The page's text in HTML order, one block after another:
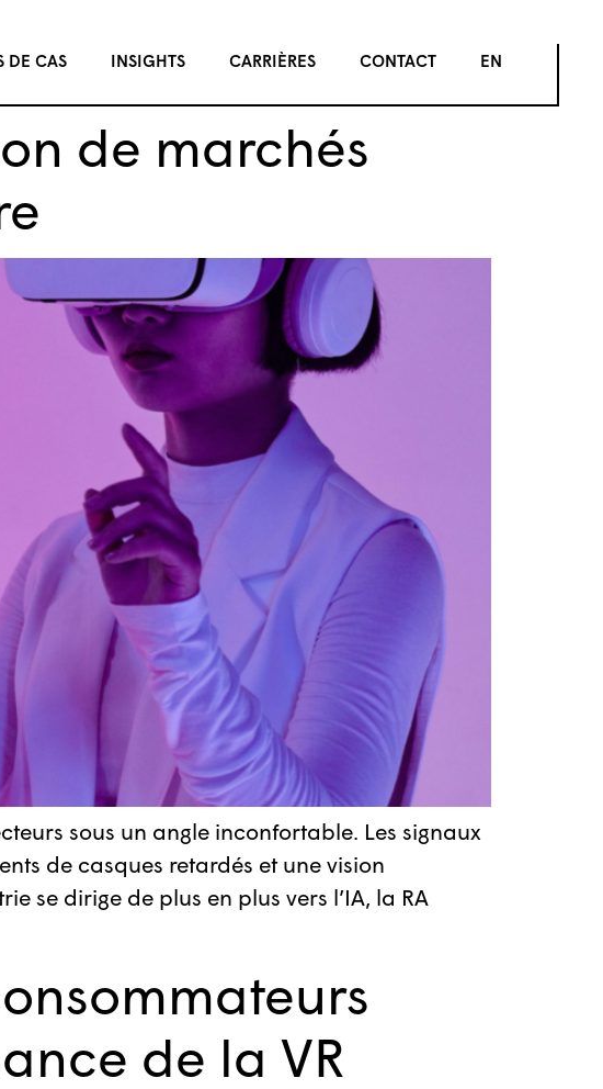
DE CAS INSIGHTS CARRIÈRES CONTACT EN
de marchés
sous un angle inconfortable. Les signaux
de casques retardés et une vision
se dirige de plus en plus vers l’IA, la RA
de la VR